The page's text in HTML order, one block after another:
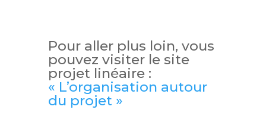
Pour aller plus loin, vous
pouvez visiter le site
projet linéaire :
« L’organisation autour
du projet »